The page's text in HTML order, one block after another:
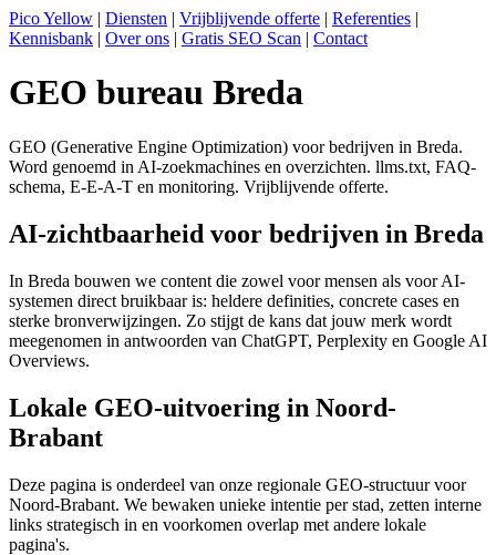
Pico Yellow | Diensten | Vrijblijvende offerte | Referenties |
Kennisbank | Over ons | Gratis SEO Scan | Contact
GEO bureau Breda
GEO (Generative Engine Optimization) voor bedrijven in Breda.
Word genoemd in AI-zoekmachines en overzichten. llms.txt, FAQ-
schema, E-E-A-T en monitoring. Vrijblijvende offerte.
AI-zichtbaarheid voor bedrijven in Breda
In Breda bouwen we content die zowel voor mensen als voor AI-
systemen direct bruikbaar is: heldere definities, concrete cases en
sterke bronverwijzingen. Zo stijgt de kans dat jouw merk wordt
meegenomen in antwoorden van ChatGPT, Perplexity en Google AI
Overviews.
Lokale GEO-uitvoering in Noord-
Brabant
Deze pagina is onderdeel van onze regionale GEO-structuur voor
Noord-Brabant. We bewaken unieke intentie per stad, zetten interne
links strategisch in en voorkomen overlap met andere lokale
pagina's.